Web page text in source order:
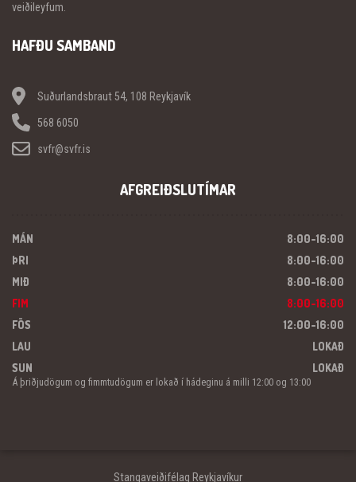
veiðileyfum.
HAFÐU SAMBAND
Suðurlandsbraut 54, 108 Reykjavík
568 6050
svfr@svfr.is
AFGREIÐSLUTÍMAR
MÁN
8:00-16:00
ÞRI
8:00-16:00
MIÐ
8:00-16:00
FIM
8:00-16:00
FÖS
12:00-16:00
LAU
LOKAÐ
SUN
LOKAÐ
Á þriðjudögum og fimmtudögum er lokað í hádeginu á milli 12:00 og 13:00
Stangaveiðifélag Reykjavíkur